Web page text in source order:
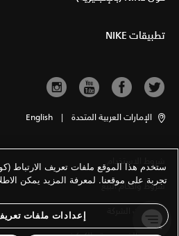
تطبيقات NIKE
الإمارات العربية المتحدة |
English
شروط الاستخدام
شروط وأحكام البيع
معلومات الشركة
ستخدم هذا الموقع ملفات تعريف
تجربة على موقعنا. لمعرفة المزيد يمكن
إعدادات ملفات